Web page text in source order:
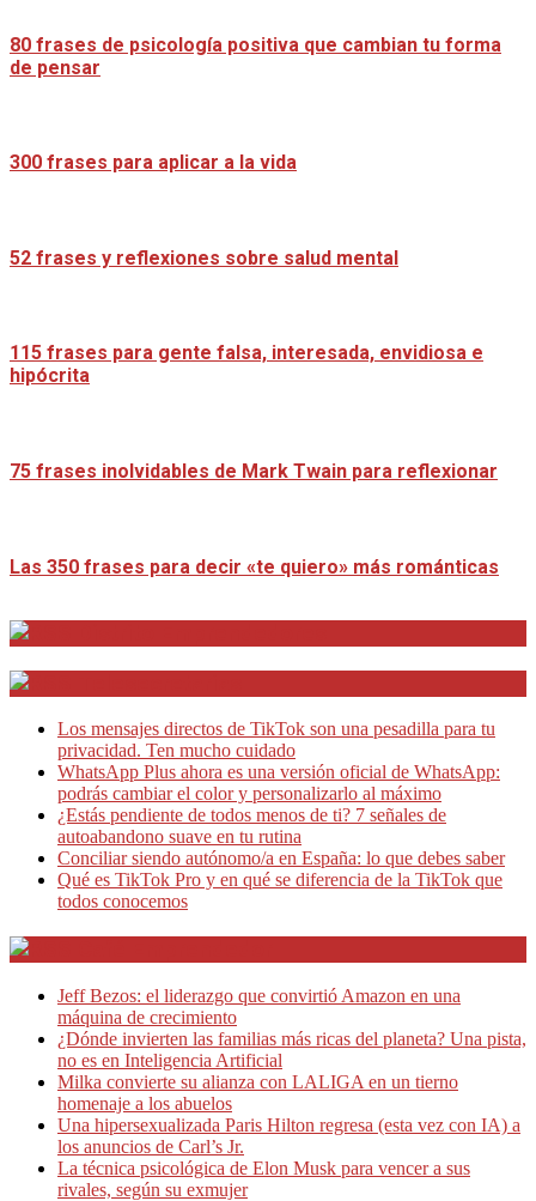
80 frases de psicología positiva que cambian tu forma
de pensar
300 frases para aplicar a la vida
52 frases y reflexiones sobre salud mental
115 frases para gente falsa, interesada, envidiosa e
hipócrita
75 frases inolvidables de Mark Twain para reflexionar
Las 350 frases para decir «te quiero» más románticas
Los mensajes directos de TikTok son una pesadilla para tu
privacidad. Ten mucho cuidado
WhatsApp Plus ahora es una versión oficial de WhatsApp:
podrás cambiar el color y personalizarlo al máximo
¿Estás pendiente de todos menos de ti? 7 señales de
autoabandono suave en tu rutina
Conciliar siendo autónomo/a en España: lo que debes saber
Qué es TikTok Pro y en qué se diferencia de la TikTok que
todos conocemos
Jeff Bezos: el liderazgo que convirtió Amazon en una
máquina de crecimiento
¿Dónde invierten las familias más ricas del planeta? Una pista,
no es en Inteligencia Artificial
Milka convierte su alianza con LALIGA en un tierno
homenaje a los abuelos
Una hipersexualizada Paris Hilton regresa (esta vez con IA) a
los anuncios de Carl’s Jr.
La técnica psicológica de Elon Musk para vencer a sus
rivales, según su exmujer